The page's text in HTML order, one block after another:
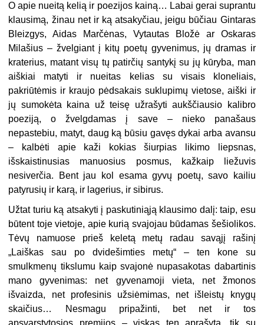
O apie nueitą kelią ir poezijos kainą… Labai gerai suprantu
klausimą, žinau net ir ką atsakyčiau, jeigu būčiau Gintaras
Bleizgys, Aidas Marčėnas, Vytautas Bložė ar Oskaras
Milašius – žvelgiant į kitų poetų gyvenimus, jų dramas ir
kraterius, matant visų tų patirčių santykį su jų kūryba, man
aiškiai matyti ir nueitas kelias su visais kloneliais,
pakriūtėmis ir kraujo pėdsakais suklupimų vietose, aiški ir
jų sumokėta kaina už teisę užrašyti aukščiausio kalibro
poeziją, o žvelgdamas į save – nieko panašaus
nepastebiu, matyt, daug ką būsiu gavęs dykai arba avansu
– kalbėti apie kaži kokias šiurpias likimo liepsnas,
išskaistinusias manuosius posmus, kažkaip liežuvis
nesiverčia. Bent jau kol esama gyvų poetų, savo kailiu
patyrusių ir karą, ir lagerius, ir sibirus.
Užtat turiu ką atsakyti į paskutiniąją klausimo dalį: taip, esu
būtent toje vietoje, apie kurią svajojau būdamas šešiolikos.
Tėvų namuose prieš keletą metų radau savąjį rašinį
„Laiškas sau po dvidešimties metų“ – ten kone su
smulkmenų tikslumu kaip svajonė nupasakotas dabartinis
mano gyvenimas: net gyvenamoji vieta, net žmonos
išvaizda, net profesinis užsiėmimas, net išleistų knygų
skaičius… Nesmagu pripažinti, bet net ir tos